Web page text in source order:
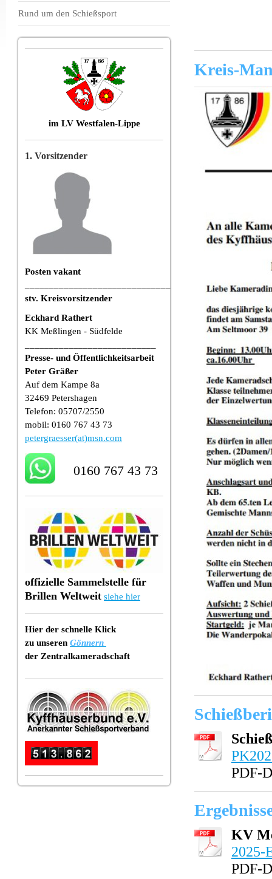
Rund um den Schießsport
im LV Westfalen-Lippe
1. Vorsitzender
Posten vakant
stv. Kreisvorsitzender
Eckhard Rathert
KK Meßlingen - Südfelde
Presse- und Öffentlichkeitsarbeit
Peter Gräßer
Auf dem Kampe 8a
32469 Petershagen
Telefon: 05707/2550
mobil: 0160 767 43 73
petergraesser(at)msn.com
0160 767 43 73
offizielle Sammelstelle für
Brillen Weltweit siehe hier
Hier der schnelle Klick
zu unseren Gönnern
der Zentralkameradschaft
Kreis-
PDF-
KV
2025-
PDF-